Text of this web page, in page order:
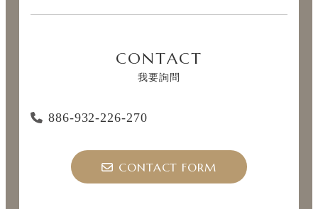
CONTACT
我要詢問
886-932-226-270
CONTACT FORM